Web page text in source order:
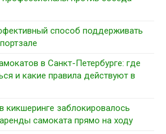
способ поддерживать
в Санкт-Петербурге: где
и какие правила действуют в
кикшеринге заблокировалось
самоката прямо на ходу